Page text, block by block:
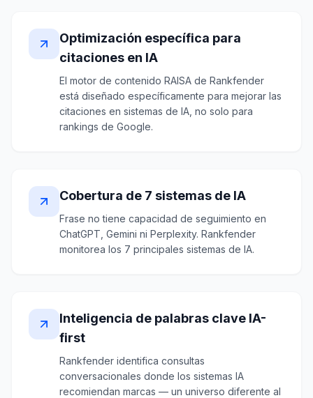
Optimización específica para
citaciones en IA
El motor de contenido RAISA de Rankfender
está diseñado específicamente para mejorar las
citaciones en sistemas de IA, no solo para
rankings de Google.
Cobertura de 7 sistemas de IA
Frase no tiene capacidad de seguimiento en
ChatGPT, Gemini ni Perplexity. Rankfender
monitorea los 7 principales sistemas de IA.
Inteligencia de palabras clave IA-
first
Rankfender identifica consultas
conversacionales donde los sistemas IA
recomiendan marcas — un universo diferente al